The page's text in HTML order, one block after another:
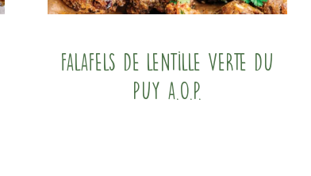
Falafels de Lentille verte du
Puy A.O.P.